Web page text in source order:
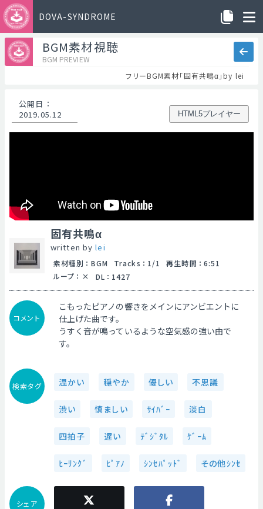
DOVA-SYNDROME
BGM素材視聴
BGM PREVIEW
フリーBGM素材「固有共鳴α」by lei
公開日 ：
2019.05.12
HTML5プレイヤー
固有共鳴α
written bylei
素材種別 ： BGM Tracks ： 1/1 再生時間 ： 6:51
ループ ： DL ： 1427
コメント
こもったピアノの響きをメインにアンビエントに
仕上げた曲です。
うすく音が鳴っているような空気感の強い曲で
す。
検索タグ 温かい 穏やか 優しい 不思議
渋い 慎ましい ｻｲﾊﾞｰ 淡白
四拍子 遅い ﾃﾞｼﾞﾀﾙ ｹﾞｰﾑ
ﾋｰﾘﾝｸﾞ ﾋﾟｱﾉ ｼﾝｾﾊﾟｯﾄﾞ その他ｼﾝｾ
シェア